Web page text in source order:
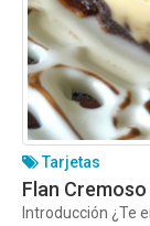
Tarjetas
Flan
Introducción ¿Te